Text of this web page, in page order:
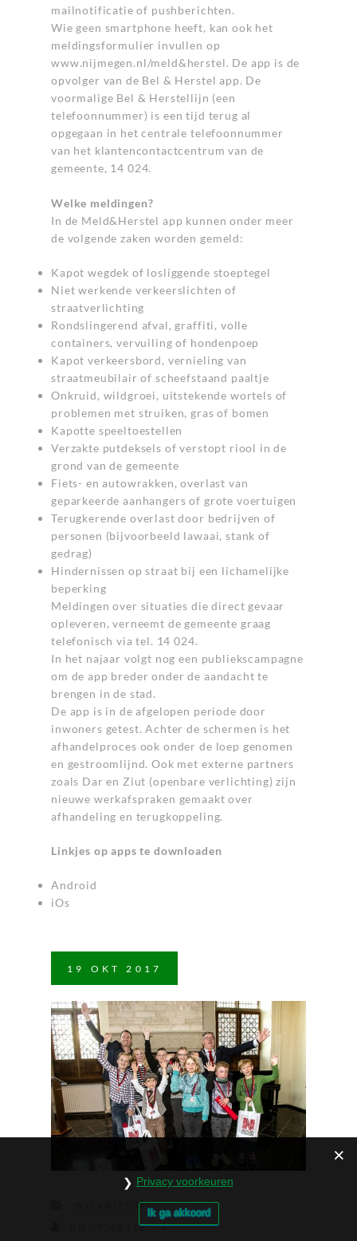
mailnotificatie of pushberichten.
Wie geen smartphone heeft, kan ook het
meldingsformulier invullen op
www.nijmegen.nl/meld&herstel. De app is de
opvolger van de Bel & Herstel app. De
voormalige Bel & Herstellijn (een
telefoonnummer) is een tijd terug al
opgegaan in het centrale telefoonnummer
van het klantencontactcentrum van de
gemeente, 14 024.
Welke meldingen?
In de Meld&Herstel app kunnen onder meer
de volgende zaken worden gemeld:
Kapot wegdek of losliggende stoeptegel
Niet werkende verkeerslichten of
straatverlichting
Rondslingerend afval, graffiti, volle
containers, vervuiling of hondenpoep
Kapot verkeersbord, vernieling van
straatmeubilair of scheefstaand paaltje
Onkruid, wildgroei, uitstekende wortels of
problemen met struiken, gras of bomen
Kapotte speeltoestellen
Verzakte putdeksels of verstopt riool in de
grond van de gemeente
Fiets- en autowrakken, overlast van
geparkeerde aanhangers of grote voertuigen
Terugkerende overlast door bedrijven of
personen (bijvoorbeeld lawaai, stank of
gedrag)
Hindernissen op straat bij een lichamelijke
beperking
Meldingen over situaties die direct gevaar
opleveren, verneemt de gemeente graag
telefonisch via tel. 14 024.
In het najaar volgt nog een publiekscampagne
om de app breder onder de aandacht te
brengen in de stad.
De app is in de afgelopen periode door
inwoners getest. Achter de schermen is het
afhandelproces ook onder de loep genomen
en gestroomlijnd. Ook met externe partners
zoals Dar en Ziut (openbare verlichting) zijn
nieuwe werkafspraken gemaakt over
afhandeling en terugkoppeling.
Linkjes op apps te downloaden
Android
iOs
19 OKT 2017
WIJKNIEUWS
ROOT_4BJ16L9A
Privacy voorkeuren
Ik ga akkoord